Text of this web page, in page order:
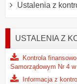
Ustalenia z
USTALENIA Z
Kontrola
Samorządowym Nr 4
Informacja z